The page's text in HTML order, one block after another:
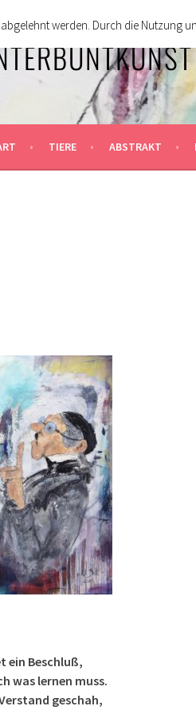
TIERE ABSTRAKT
ein Beschluß,
was lernen muss.
geschah,
werden. Durch die Nutzung